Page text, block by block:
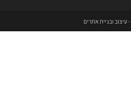
- עיצוב ובניית אתרים